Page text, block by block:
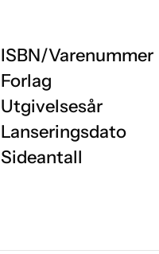
ISBN/Varenummer
Forlag
Utgivelsesår
Lanseringsdato
Sideantall